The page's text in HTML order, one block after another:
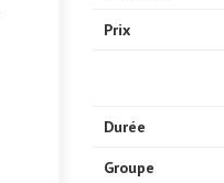
Prix
Durée
Groupe